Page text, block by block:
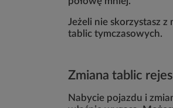
Jeżeli nie skorzystasz
tablic tymczasowych.
Zmiana tablic
Nabycie pojazdu i